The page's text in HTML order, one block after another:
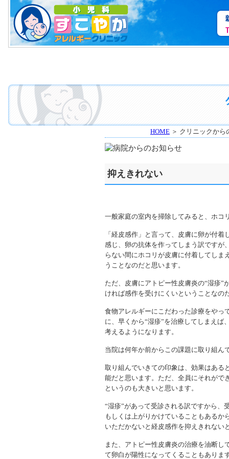
HOME ＞ クリニックか
抑えきれない
一般家庭の室内を掃除してみると、ホコ
「経皮感作」と言って、皮膚に卵が付
感じ、卵の抗体を作ってしまう訳ですが
らない間にホコリが皮膚に付着してしま
うことなのだと思います。
ただ、皮膚にアトピー性皮膚炎の“湿疹”
ければ感作を受けにくいということなの
食物アレルギーにこだわった診療をやっ
に、早くから“湿疹”を治療してしまえば
考えるようになります。
当院は何年か前からこの課題に取り組ん
取り組んでいきての印象は、効果はある
能だと思います。ただ、全員にそれがで
というのも大きいと思います。
“湿疹”があって受診される訳ですから、
もしくは上がりかけていることもあるか
いただかないと経皮感作を抑えきれない
また、アトピー性皮膚炎の治療を油断し
て卵白が陽性になってくることもありま